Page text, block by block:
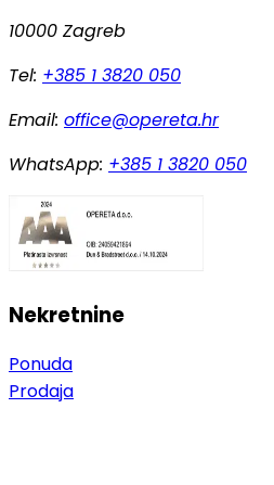
10000 Zagreb
Tel: +385 1 3820 050
Email: office@opereta.hr
WhatsApp: +385 1 3820 050
Nekretnine
Ponuda
Prodaja